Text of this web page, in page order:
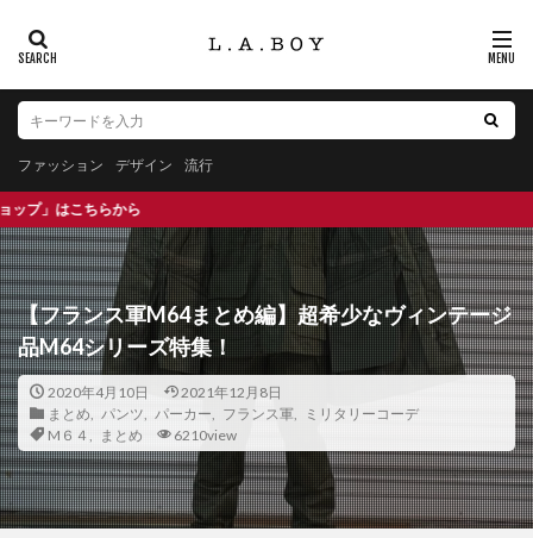
ファッション デザイン 流行
【フランス軍M64まとめ編】超希少なヴィンテージ
品M64シリーズ特集！
2020年4月10日
2021年12月8日
まとめ
パンツ パーカー フランス軍,
ミリタリーコーデ
M６４
まとめ 6210view